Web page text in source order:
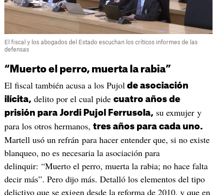
El fiscal y los abogados del Estado escuchan los críticos informes de las
defensas
“Muerto el perro, muerta la rabia”
El fiscal también acusa a los Pujol de asociación
ilícita, delito por el cual pide cuatro años de
prisión para Jordi Pujol Ferrusola, su exmujer y
para los otros hermanos, tres años para cada uno.
Martell usó un refrán para hacer entender que, si no existe
blanqueo, no es necesaria la asociación para
delinquir: “Muerto el perro, muerta la rabia; no hace falta
decir más”. Pero dijo más. Detalló los elementos del tipo
delictivo que se exigen desde la reforma de 2010, y que en